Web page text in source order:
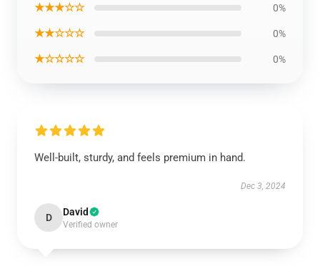
★★★☆☆ 0%
★★☆☆☆ 0%
★☆☆☆☆ 0%
Well-built, sturdy, and feels premium in hand.
Dec 3, 2024
D David
Verified owner